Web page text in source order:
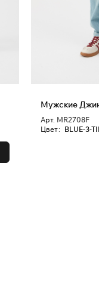
Мужские
Арт. MR2708F
Цвет: BLUE-3-